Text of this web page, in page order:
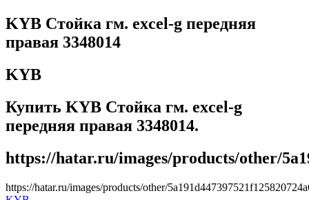
KYB Стойка гм. excel-g передняя
правая 3348014
KYB
Купить KYB Стойка гм. excel-g
передняя правая 3348014.
https://hatar.ru/images/products/other/
https://hatar.ru/images/products/other/